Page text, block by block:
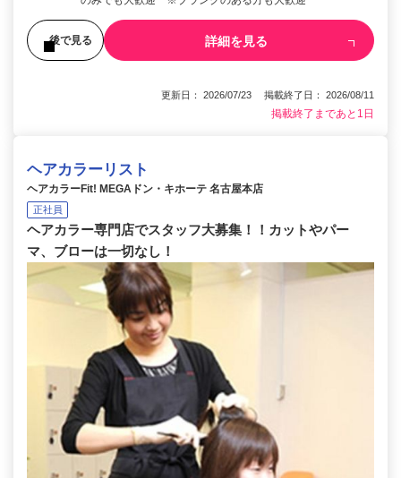
後で見る 詳細を見る
更新日： 2026/07/23 掲載終了日： 2026/08/11
掲載終了まであと1日
ヘアカラーリスト
ヘアカラーFit! MEGAドン・キホーテ 名古屋本店
正社員
ヘアカラー専門店でスタッフ大募集！！カットやパー
マ、ブローは一切なし！